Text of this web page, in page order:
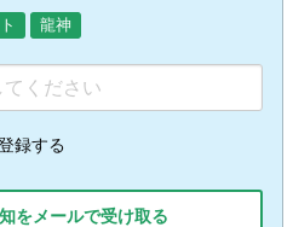
龍神
録する
をメールで受け取る